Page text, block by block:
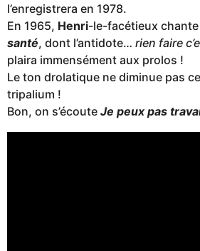
l’enregistrera en 1978.
En 1965, Henri-le-facétieux chante
santé, dont l’antidote… rien faire
plaira immensément aux prolos !
Le ton drolatique ne diminue pas
tripalium !
Bon, on s’écoute Je peux pas